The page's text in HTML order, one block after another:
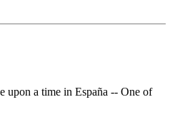
upon a time in España -- One of